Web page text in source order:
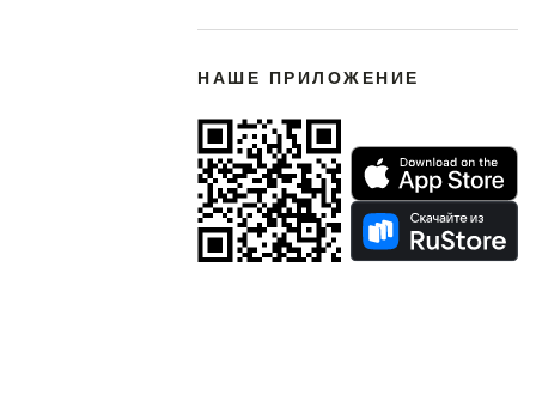
НАШЕ ПРИЛОЖЕНИЕ